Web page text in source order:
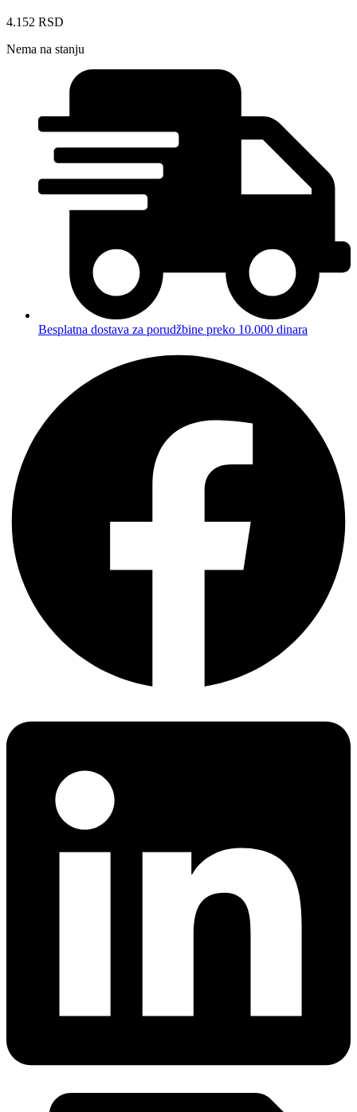
4.152 RSD
Nema na stanju
Besplatna dostava za porudžbine preko 10.000 dinara